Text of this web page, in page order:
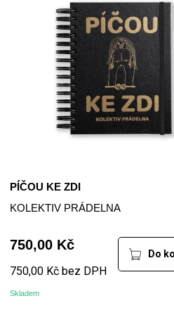
PÍČOU KE ZDI
KOLEKTIV PRÁDELNA
750,00 Kč
750,00 Kč bez DPH
Skladem
Do